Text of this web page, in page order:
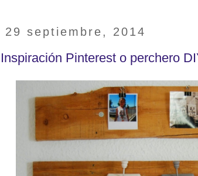
29 septiembre, 2014
Inspiración Pinterest o perchero